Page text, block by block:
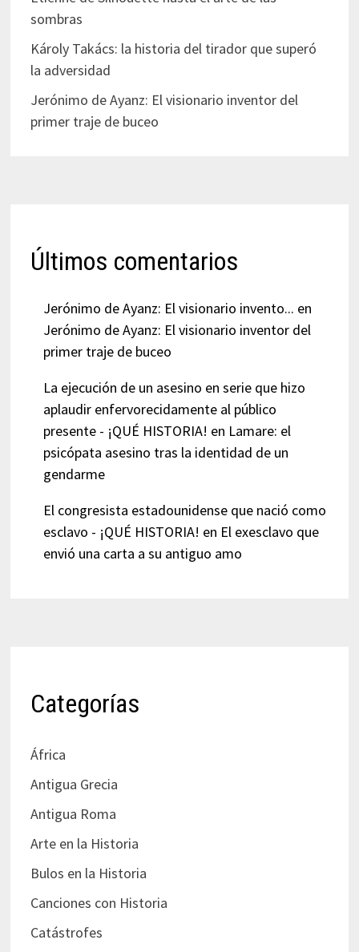
sombras
Károly Takács: la historia del tirador que superó
la adversidad
Jerónimo de Ayanz: El visionario inventor del
primer traje de buceo
Últimos comentarios
Jerónimo de Ayanz: El visionario invento... en
Jerónimo de Ayanz: El visionario inventor del
primer traje de buceo
La ejecución de un asesino en serie que hizo
aplaudir enfervorecidamente al público
presente - ¡QUÉ HISTORIA! en Lamare: el
psicópata asesino tras la identidad de un
gendarme
El congresista estadounidense que nació como
esclavo - ¡QUÉ HISTORIA! en El exesclavo que
envió una carta a su antiguo amo
Categorías
África
Antigua Grecia
Antigua Roma
Arte en la Historia
Bulos en la Historia
Canciones con Historia
Catástrofes